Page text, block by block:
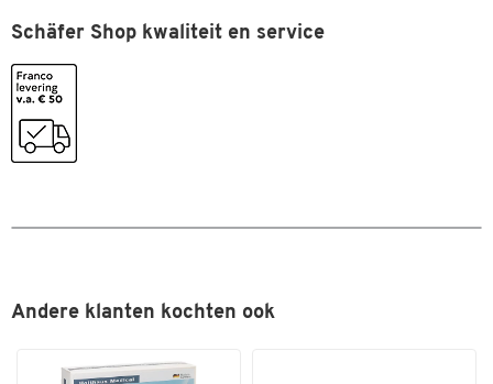
Afmetingen
Hoogte (mm)
Schäfer Shop kwaliteit en service
Andere klanten kochten ook